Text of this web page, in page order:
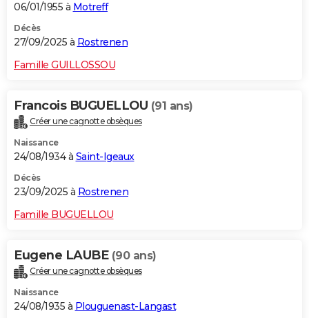
06/01/1955 à Motreff
Décès
27/09/2025 à Rostrenen
Famille GUILLOSSOU
Francois BUGUELLOU (91 ans)
Créer une cagnotte obsèques
Naissance
24/08/1934 à Saint-Igeaux
Décès
23/09/2025 à Rostrenen
Famille BUGUELLOU
Eugene LAUBE (90 ans)
Créer une cagnotte obsèques
Naissance
24/08/1935 à Plouguenast-Langast